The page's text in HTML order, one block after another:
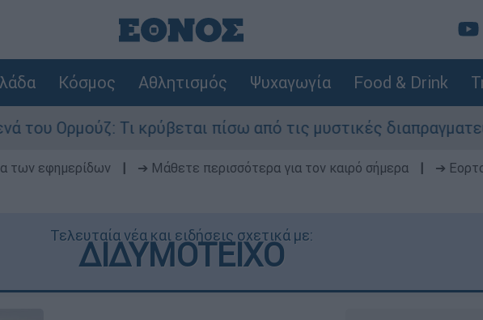
Κόσμος Αθλητισμός Ψυχαγωγία Food & Drink
κρύβεται πίσω από τις μυστικές διαπραγματεύσεις και
των εφημερίδων ➔ Μάθετε περισσότερα για τον καιρό σήμερα
➔
Τελευταία νέα και ειδήσεις σχετικά με:
ΔΙΔΥΜΟΤΕΙΧΟ